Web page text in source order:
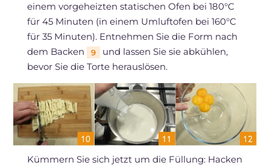
einem vorgeheizten statischen Ofen bei 180°C
für 45 Minuten (in einem Umluftofen bei 160°C
für 35 Minuten). Entnehmen Sie die Form nach
dem Backen
9
und lassen Sie sie abkühlen,
bevor Sie die Torte herauslösen.
Kümmern Sie sich jetzt um die Füllung: Hacken